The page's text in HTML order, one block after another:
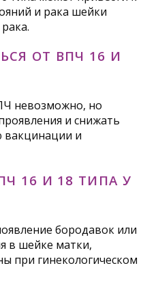
и рака шейки
ОТ ВПЧ 16 И
невозможно, но
и снижать
вакцинации и
16 И 18 ТИПА У
бородавок или
в шейке матки,
при гинекологическом